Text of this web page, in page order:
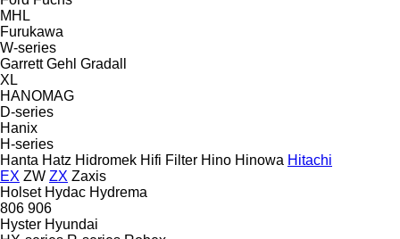
MHL
Furukawa
W-series
Garrett Gehl Gradall
XL
HANOMAG
D-series
Hanix
H-series
Hanta Hatz Hidromek Hifi Filter Hino Hinowa Hitachi
EX ZW ZX Zaxis
Holset Hydac Hydrema
806 906
Hyster Hyundai